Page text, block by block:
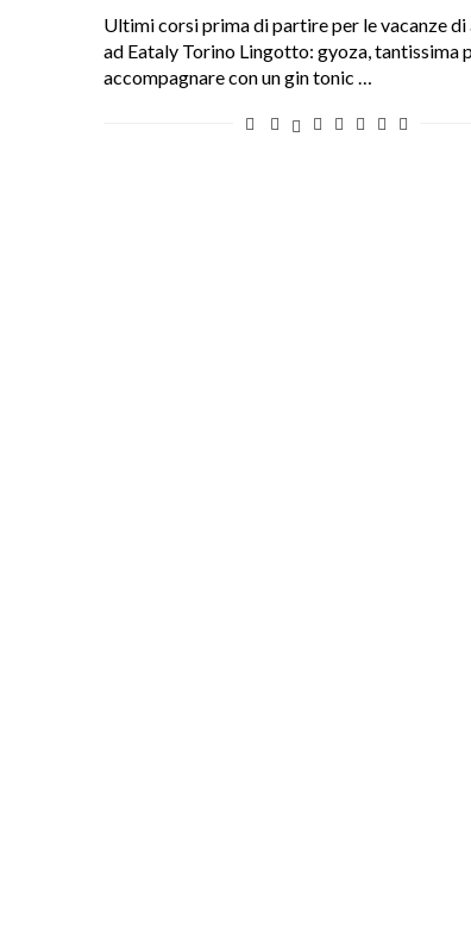
Ultimi corsi prima di partire per le vacanze
ad Eataly Torino Lingotto: gyoza, tantissima
accompagnare con un gin tonic …